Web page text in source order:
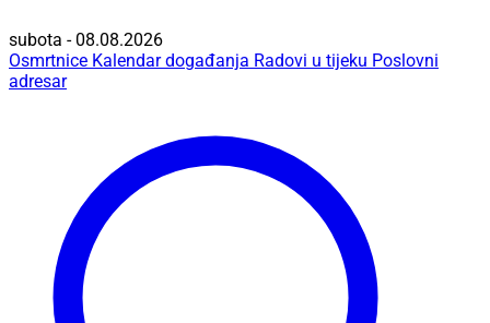
subota - 08.08.2026
Osmrtnice Kalendar događanja Radovi u tijeku Poslovni
adresar